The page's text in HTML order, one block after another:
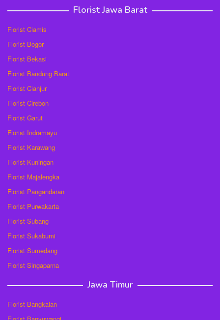
Florist Jawa Barat
Florist Ciamis
Florist Bogor
Florist Bekasi
Florist Bandung Barat
Florist Cianjur
Florist Cirebon
Florist Garut
Florist Indramayu
Florist Karawang
Florist Kuningan
Florist Majalengka
Florist Pangandaran
Florist Purwakarta
Florist Subang
Florist Sukabumi
Florist Sumedang
Florist Singaparna
Jawa Timur
Florist Bangkalan